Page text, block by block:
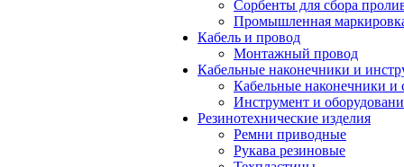
Сорбенты для сбора
Промышленная
Кабель и провод
Монтажный провод
Кабельные наконечники и
Кабельные наконечники и
Инструмент и
Резинотехнические изделия
Ремни приводные
Рукава резиновые